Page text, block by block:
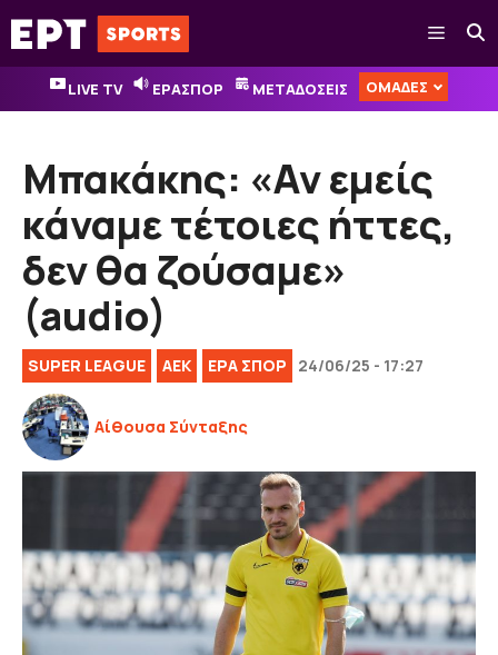
Μετάβαση
σε
περιεχόμενο
Μενού
LIVE TV ΕΡΑΣΠΟΡ ΜΕΤΑΔΟΣΕΙΣ ΟΜΑΔΕΣ
Μπακάκης: «Αν εμείς
κάναμε τέτοιες ήττες,
δεν θα ζούσαμε»
(audio)
SUPER LEAGUE ΑΕΚ ΕΡΑ ΣΠΟΡ 24/06/25 - 17:27
Αίθουσα Σύνταξης